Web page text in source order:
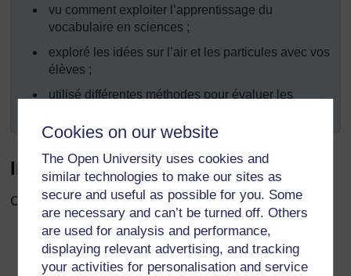
Cookies on our website
The Open University uses cookies and
similar technologies to make our sites as
secure and useful as possible for you. Some
are necessary and can’t be turned off. Others
are used for analysis and performance,
displaying relevant advertising, and tracking
your activities for personalisation and service
vu comment exploiter l’apprentissage du
vocabulaire en sciences ;
exploré les idées sur l’air et les particules avec vos
élèves ;
utilisé différentes méthodes pour évaluer les
Introduction
Cette section répond à deux principaux objectifs :
Augmenter votre propre prise de conscience de la
manière dont le langage peut aider les élèves dans
leur démarche et leur réflexion scientifiques ;